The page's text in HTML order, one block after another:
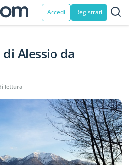
Accedi Registrati
Alessio da
lettura